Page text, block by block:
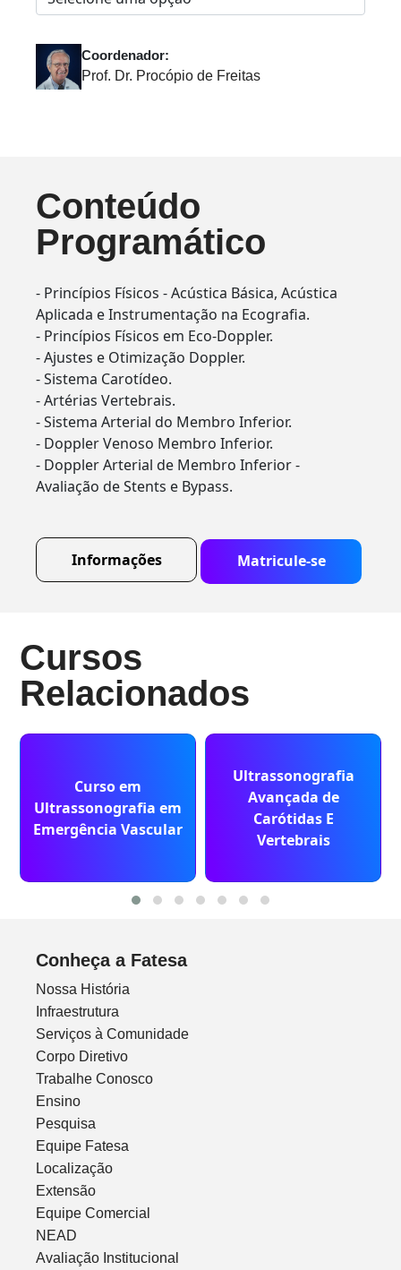
Coordenador:
Prof. Dr. Procópio de Freitas
Conteúdo
Programático
- Princípios Físicos - Acústica Básica, Acústica
Aplicada e Instrumentação na Ecografia.
- Princípios Físicos em Eco-Doppler.
- Ajustes e Otimização Doppler.
- Sistema Carotídeo.
- Artérias Vertebrais.
- Sistema Arterial do Membro Inferior.
- Doppler Venoso Membro Inferior.
- Doppler Arterial de Membro Inferior -
Avaliação de Stents e Bypass.
Informações Matricule-se
Cursos
Relacionados
Curso em
Ultrassonografia em
Emergência Vascular
Ultrassonografia
Avançada de
Carótidas E
Vertebrais
Conheça a Fatesa
Nossa História
Infraestrutura
Serviços à Comunidade
Corpo Diretivo
Trabalhe Conosco
Ensino
Pesquisa
Equipe Fatesa
Localização
Extensão
Equipe Comercial
NEAD
Avaliação Institucional